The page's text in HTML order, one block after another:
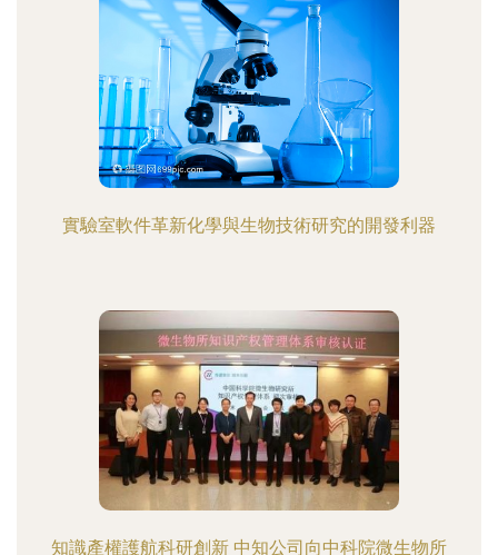
實驗室軟件革新化學與生物技術研究的開發利器
知識產權護航科研創新 中知公司向中科院微生物所